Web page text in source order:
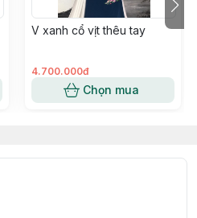
bằng cam thường, sản
y hình quảng cáo.
trước khi đặt hàng.
kiểm tra sản phẩm trước khi
V xanh cổ vịt thêu tay
4.700.000đ
Chọn mua